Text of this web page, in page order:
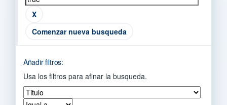
Comenzar nueva busqueda
Añadir filtros:
Usa los filtros para afinar la busqueda.